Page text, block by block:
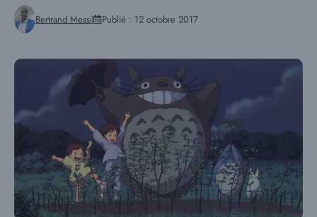
Bertrand Messi Publié : 12 octobre 2017